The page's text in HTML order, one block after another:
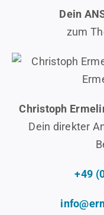
Dein
zum
Christoph
Dein direkter
+49